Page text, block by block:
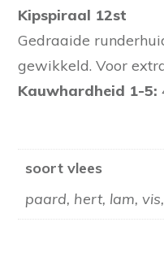
Kipspiraal 12st
Gedraaide
gewikkeld. Voor
Kauwhardheid 1-5:
soort vlees
paard, hert, lam,